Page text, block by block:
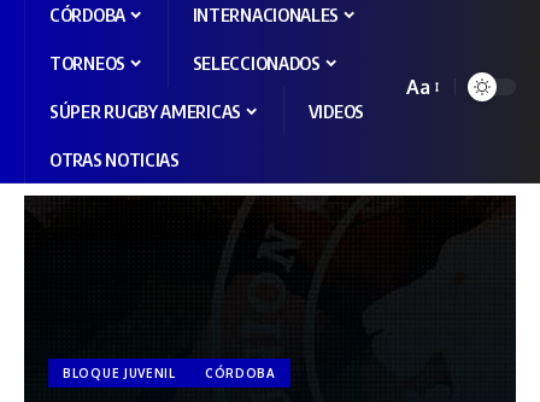
CÓRDOBA INTERNACIONALES
TORNEOS SELECCIONADOS
SÚPER RUGBY AMERICAS VIDEOS
OTRAS NOTICIAS
Aa
BLOQUE JUVENIL CÓRDOBA